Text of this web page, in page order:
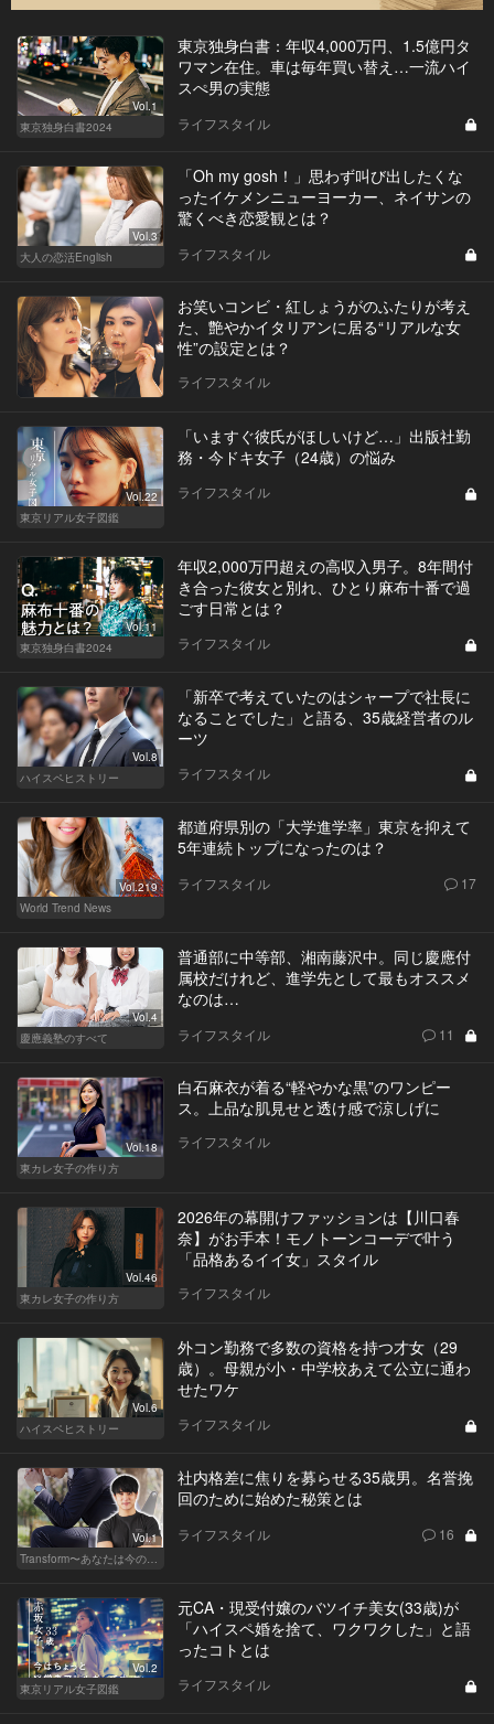
Vol.1
東京独身白書2024
東京独身白書：年収4,000万円、1.5億円タ
ワマン在住。車は毎年買い替え…一流ハイ
スぺ男の実態
ライフスタイル
Vol.3
大人の恋活English
「Oh my gosh！」思わず叫び出したくな
ったイケメンニューヨーカー、ネイサンの
驚くべき恋愛観とは？
ライフスタイル
お笑いコンビ・紅しょうがのふたりが考え
た、艶やかイタリアンに居る“リアルな女
性”の設定とは？
ライフスタイル
Vol.22
東京リアル女子図鑑
「いますぐ彼氏がほしいけど…」出版社勤
務・今ドキ女子（24歳）の悩み
ライフスタイル
Vol.11
東京独身白書2024
年収2,000万円超えの高収入男子。8年間付
き合った彼女と別れ、ひとり麻布十番で過
ごす日常とは？
ライフスタイル
Vol.8
ハイスペヒストリー
「新卒で考えていたのはシャープで社長に
なることでした」と語る、35歳経営者のル
ーツ
ライフスタイル
Vol.219
World Trend News
都道府県別の「大学進学率」東京を抑えて
5年連続トップになったのは？
ライフスタイル 17
Vol.4
慶應義塾のすべて
普通部に中等部、湘南藤沢中。同じ慶應付
属校だけれど、進学先として最もオススメ
なのは…
ライフスタイル 11
Vol.18
東カレ女子の作り方
白石麻衣が着る“軽やかな黒”のワンピー
ス。上品な肌見せと透け感で涼しげに
ライフスタイル
Vol.46
東カレ女子の作り方
2026年の幕開けファッションは【川口春
奈】がお手本！モノトーンコーデで叶う
「品格あるイイ女」スタイル
ライフスタイル
Vol.6
ハイスペヒストリー
外コン勤務で多数の資格を持つ才女（29
歳）。母親が小・中学校あえて公立に通わ
せたワケ
ライフスタイル
Vol.1
Transform〜あなたは今の自分に満足してますか？〜
社内格差に焦りを募らせる35歳男。名誉挽
回のために始めた秘策とは
ライフスタイル 16
Vol.2
東京リアル女子図鑑
元CA・現受付嬢のバツイチ美女(33歳)が
「ハイスペ婚を捨て、ワクワクした」と語
ったコトとは
ライフスタイル